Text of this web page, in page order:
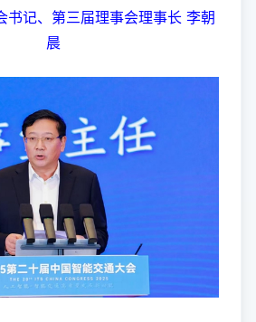
书记、第三届理事会理事长 李朝
晨